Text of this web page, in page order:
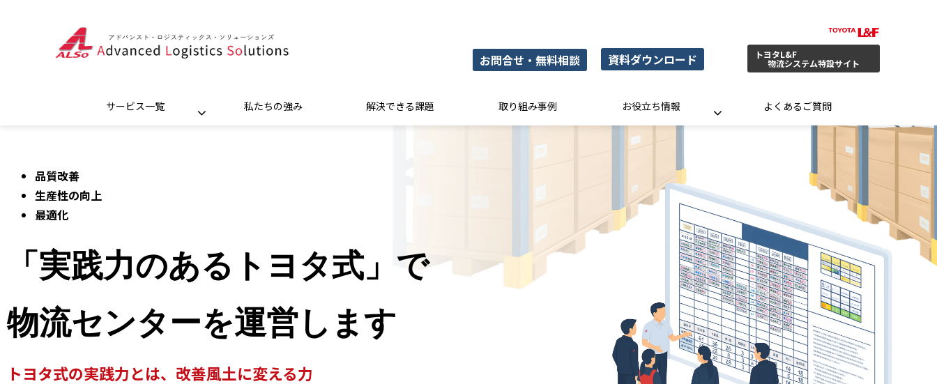
お問合せ・無料相談 資料ダウンロード トヨタL&F
物流システム特設サイト
サービス一覧 私たちの強み 解決できる課題 取り組み事例 お役立ち情報 よくあるご質問
品質改善
生産性の向上
最適化
「実践力のあるトヨタ式」で
物流センターを運営します
トヨタ式の実践力とは、改善風土に変える力